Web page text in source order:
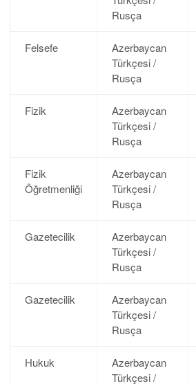
Rusça
Felsefe
Azerbaycan
Türkçesi /
Rusça
Fizik
Azerbaycan
Türkçesi /
Rusça
Fizik
Öğretmenliği
Azerbaycan
Türkçesi /
Rusça
Gazetecilik
Azerbaycan
Türkçesi /
Rusça
Gazetecilik
Azerbaycan
Türkçesi /
Rusça
Hukuk
Azerbaycan
Türkçesi /